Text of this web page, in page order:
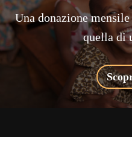
Una donazione
quella di